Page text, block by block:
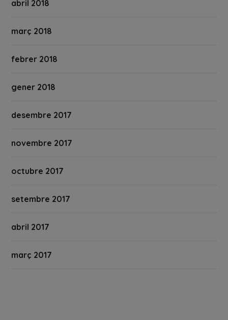
abril 2018
març 2018
febrer 2018
gener 2018
desembre 2017
novembre 2017
octubre 2017
setembre 2017
abril 2017
març 2017